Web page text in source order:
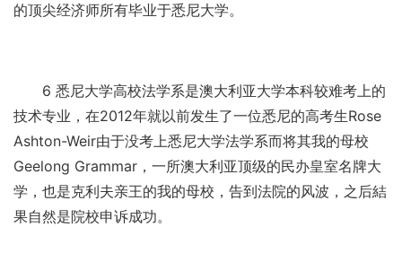
的顶尖经济师所有毕业于悉尼大学。
6 悉尼大学高校法学系是澳大利亚大学本科较难考上的
技术专业，在2012年就以前发生了一位悉尼的高考生Rose
Ashton-Weir由于没考上悉尼大学法学系而将其我的母校
Geelong Grammar，一所澳大利亚顶级的民办皇室名牌大
学，也是克利夫亲王的我的母校，告到法院的风波，之后結
果自然是院校申诉成功。